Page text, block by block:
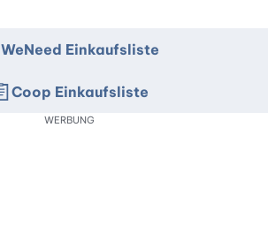
WeNeed Einkaufsliste
Coop Einkaufsliste
WERBUNG